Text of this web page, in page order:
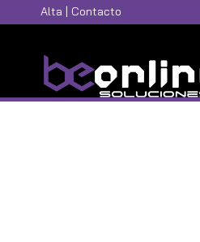
Alta | Contacto